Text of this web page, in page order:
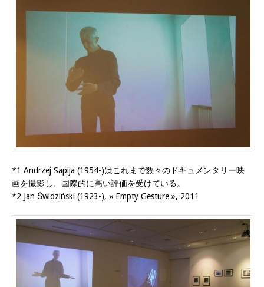
*1 Andrzej Sapija (1954-)はこれまで数々のドキュメンタリー映
画を撮影し、国際的に高い評価を受けている。
*2 Jan Świdziński (1923-), « Empty Gesture », 2011